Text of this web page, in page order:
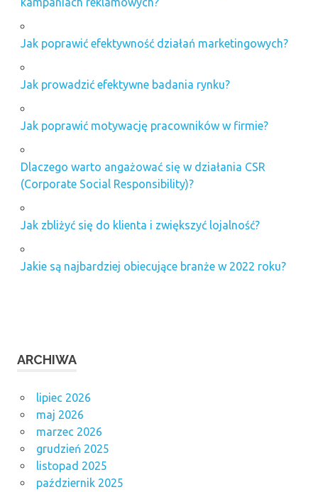
Jak poprawić efektywność działań marketingowych?
Jak prowadzić efektywne badania rynku?
Jak poprawić motywację pracowników w firmie?
Dlaczego warto angażować się w działania CSR
(Corporate Social Responsibility)?
Jak zbliżyć się do klienta i zwiększyć lojalność?
Jakie są najbardziej obiecujące branże w 2022 roku?
ARCHIWA
lipiec 2026
maj 2026
marzec 2026
grudzień 2025
listopad 2025
październik 2025